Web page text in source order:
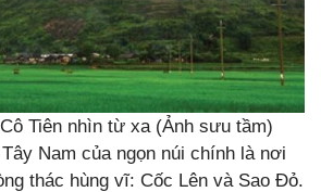
Tiên nhìn từ xa (Ảnh sưu tầm)
Nam của ngọn núi chính là nơi
thác hùng vĩ: Cốc Lên và Sao Đỏ.